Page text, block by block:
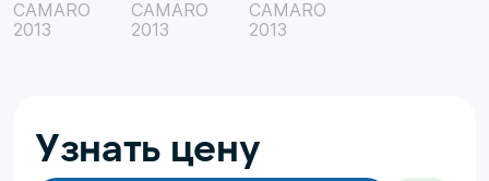
Узнать цену